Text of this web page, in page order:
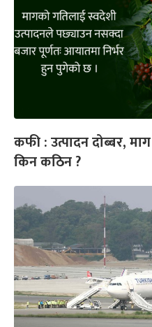
कफी : उत्पादन दोब्बर,
किन कठिन ?